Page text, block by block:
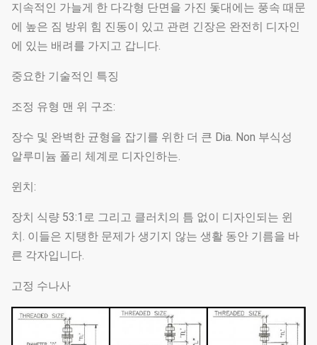
지속적인 가늘게 한 다각형 단면을 가진 돛대에는 풍속 때문
에 높은 짐 방위 힘 진동이 있고 관련 긴장은 완전히 디자인
에 있는 배려를 가지고 갑니다.
중요한 기술적인 특징
조정 유형 맨 위 구조:
장수 및 완벽한 균형을 잡기를 위한 더 큰 Dia. Non 부식성
알루미늄 폴리 체계로 디자인하는.
윈치:
장치 식량 53:1로 그리고 클러치의 틈 없이 디자인되는 윈
치. 이들은 지탱한 문제가 생기지 않는 생활 동안 기름을 바
른 각자입니다.
고정 수나사